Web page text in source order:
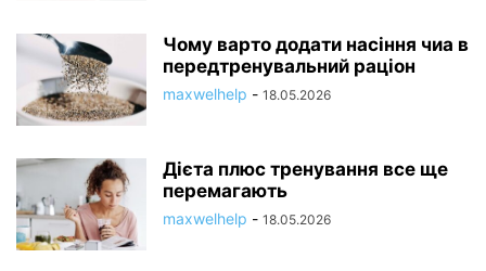
Чому варто додати насіння чиа в
передтренувальний раціон
maxwelhelp - 18.05.2026
Дієта плюс тренування все ще
перемагають
maxwelhelp - 18.05.2026